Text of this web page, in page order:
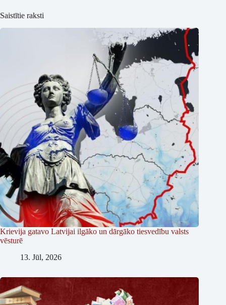
Saistītie raksti
Krievija gatavo Latvijai ilgāko un dārgāko tiesvedību valsts
vēsturē
13. Jūl, 2026